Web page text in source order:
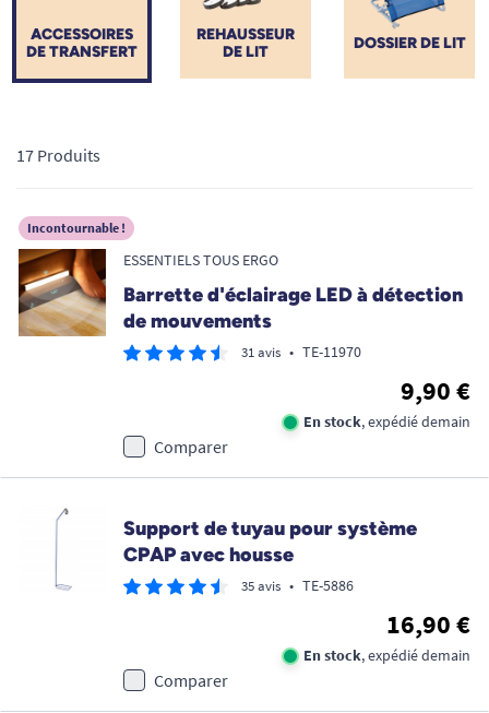
maintien à domicile (MAD) confortable, sécurisant et pérenne.
REHAUSSEUR
DE LIT
DOSSIER DE LIT
ACCESSOIRES
DE TRANSFERT
17 Produits
Incontournable !
ESSENTIELS TOUS ERGO
Barrette d'éclairage LED à détection
de mouvements
31 avis • TE-11970
9,90 €
En stock, expédié demain
Comparer
Support de tuyau pour système
CPAP avec housse
35 avis • TE-5886
16,90 €
En stock, expédié demain
Comparer